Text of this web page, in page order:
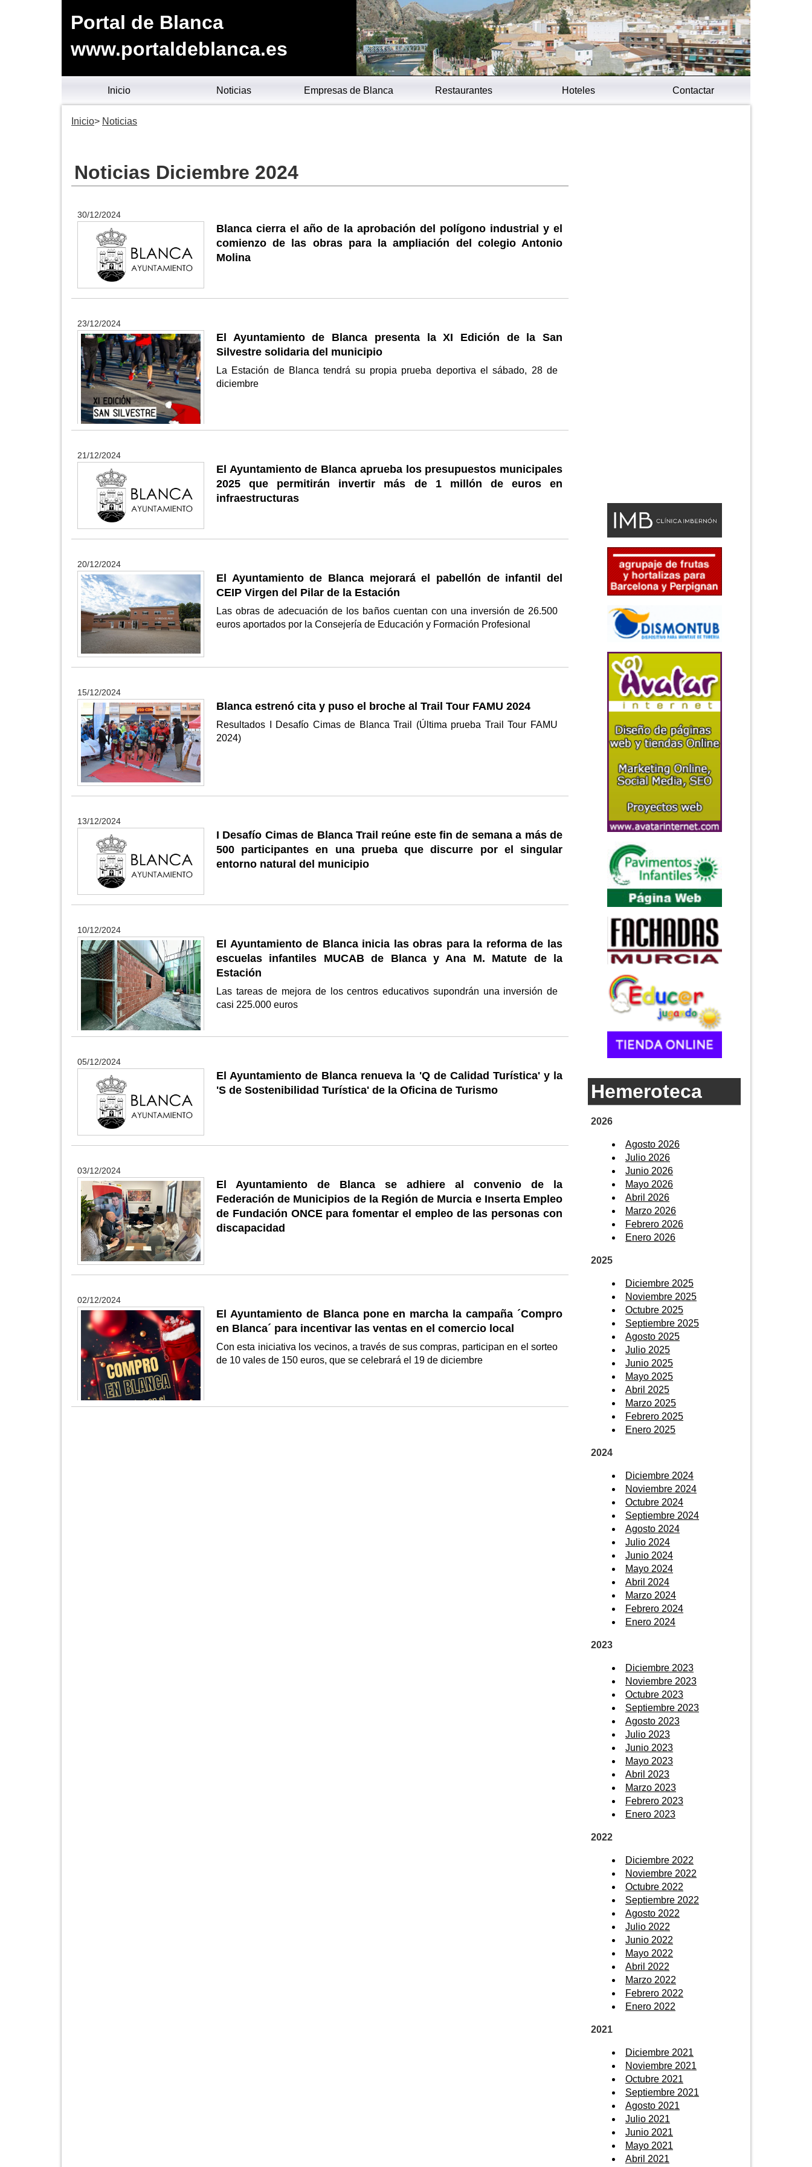
Portal de Blanca
www.portaldeblanca.es
Inicio Noticias Empresas de Blanca Restaurantes Hoteles Contactar
Inicio Noticias
Noticias Diciembre 2024
30/12/2024
Blanca cierra el año de la aprobación del polígono industrial y el
comienzo de las obras para la ampliación del colegio Antonio
Molina
23/12/2024
El Ayuntamiento de Blanca presenta la XI Edición de la San
Silvestre solidaria del municipio
La Estación de Blanca tendrá su propia prueba deportiva el sábado, 28 de
diciembre
21/12/2024
El Ayuntamiento de Blanca aprueba los presupuestos municipales
2025 que permitirán invertir más de 1 millón de euros en
infraestructuras
20/12/2024
El Ayuntamiento de Blanca mejorará el pabellón de infantil del
CEIP Virgen del Pilar de la Estación
Las obras de adecuación de los baños cuentan con una inversión de 26.500
euros aportados por la Consejería de Educación y Formación Profesional
15/12/2024
Blanca estrenó cita y puso el broche al Trail Tour FAMU 2024
Resultados I Desafío Cimas de Blanca Trail (Última prueba Trail Tour FAMU
2024)
13/12/2024
I Desafío Cimas de Blanca Trail reúne este fin de semana a más de
500 participantes en una prueba que discurre por el singular
entorno natural del municipio
10/12/2024
El Ayuntamiento de Blanca inicia las obras para la reforma de las
escuelas infantiles MUCAB de Blanca y Ana M. Matute de la
Estación
Las tareas de mejora de los centros educativos supondrán una inversión de
casi 225.000 euros
05/12/2024
El Ayuntamiento de Blanca renueva la 'Q de Calidad Turística' y la
'S de Sostenibilidad Turística' de la Oficina de Turismo
03/12/2024
El Ayuntamiento de Blanca se adhiere al convenio de la
Federación de Municipios de la Región de Murcia e Inserta Empleo
de Fundación ONCE para fomentar el empleo de las personas con
discapacidad
02/12/2024
El Ayuntamiento de Blanca pone en marcha la campaña ´Compro
en Blanca´ para incentivar las ventas en el comercio local
Con esta iniciativa los vecinos, a través de sus compras, participan en el sorteo
de 10 vales de 150 euros, que se celebrará el 19 de diciembre
Hemeroteca
2026
Agosto 2026
Julio 2026
Junio 2026
Mayo 2026
Abril 2026
Marzo 2026
Febrero 2026
Enero 2026
2025
Diciembre 2025
Noviembre 2025
Octubre 2025
Septiembre 2025
Agosto 2025
Julio 2025
Junio 2025
Mayo 2025
Abril 2025
Marzo 2025
Febrero 2025
Enero 2025
2024
Diciembre 2024
Noviembre 2024
Octubre 2024
Septiembre 2024
Agosto 2024
Julio 2024
Junio 2024
Mayo 2024
Abril 2024
Marzo 2024
Febrero 2024
Enero 2024
2023
Diciembre 2023
Noviembre 2023
Octubre 2023
Septiembre 2023
Agosto 2023
Julio 2023
Junio 2023
Mayo 2023
Abril 2023
Marzo 2023
Febrero 2023
Enero 2023
2022
Diciembre 2022
Noviembre 2022
Octubre 2022
Septiembre 2022
Agosto 2022
Julio 2022
Junio 2022
Mayo 2022
Abril 2022
Marzo 2022
Febrero 2022
Enero 2022
2021
Diciembre 2021
Noviembre 2021
Octubre 2021
Septiembre 2021
Agosto 2021
Julio 2021
Junio 2021
Mayo 2021
Abril 2021